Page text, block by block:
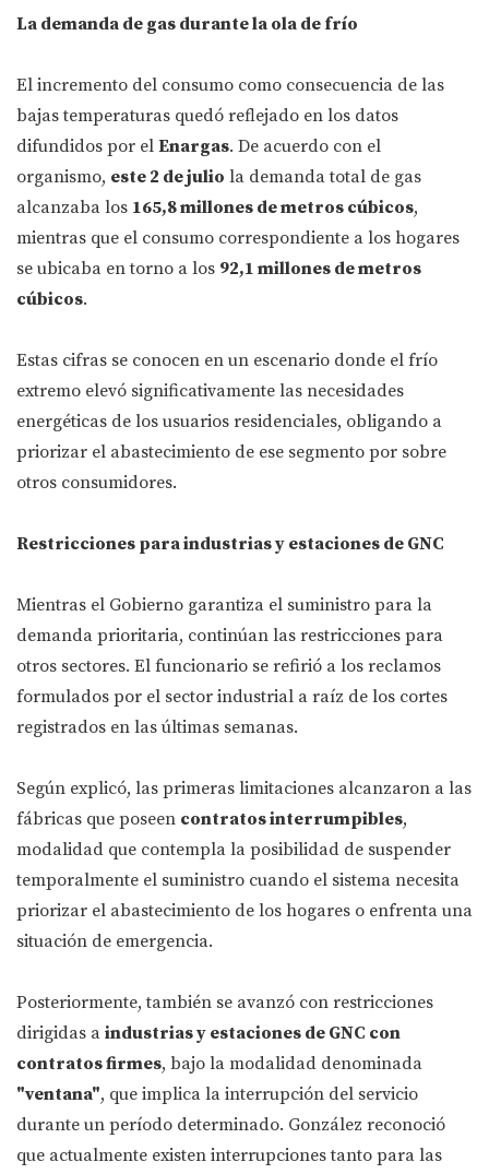
La demanda de gas durante la ola de frío
El incremento del consumo como consecuencia de las
bajas temperaturas quedó reflejado en los datos
difundidos por el Enargas. De acuerdo con el
organismo, este 2 de julio la demanda total de gas
alcanzaba los 165,8 millones de metros cúbicos,
mientras que el consumo correspondiente a los hogares
se ubicaba en torno a los 92,1 millones de metros
cúbicos.
Estas cifras se conocen en un escenario donde el frío
extremo elevó significativamente las necesidades
energéticas de los usuarios residenciales, obligando a
priorizar el abastecimiento de ese segmento por sobre
otros consumidores.
Restricciones para industrias y estaciones de GNC
Mientras el Gobierno garantiza el suministro para la
demanda prioritaria, continúan las restricciones para
otros sectores. El funcionario se refirió a los reclamos
formulados por el sector industrial a raíz de los cortes
registrados en las últimas semanas.
Según explicó, las primeras limitaciones alcanzaron a las
fábricas que poseen contratos interrumpibles,
modalidad que contempla la posibilidad de suspender
temporalmente el suministro cuando el sistema necesita
priorizar el abastecimiento de los hogares o enfrenta una
situación de emergencia.
Posteriormente, también se avanzó con restricciones
dirigidas a industrias y estaciones de GNC con
contratos firmes, bajo la modalidad denominada
"ventana", que implica la interrupción del servicio
durante un período determinado. González reconoció
que actualmente existen interrupciones tanto para las